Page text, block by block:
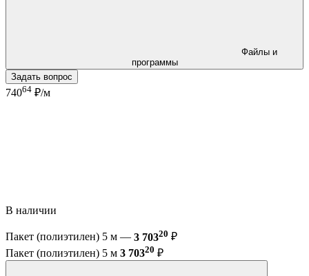
программы
Задать вопрос
74064 ₽/м
В наличии
Пакет (полиэтилен) 5 м — 3 70320 ₽
Пакет (полиэтилен) 5 м 3 70320 ₽